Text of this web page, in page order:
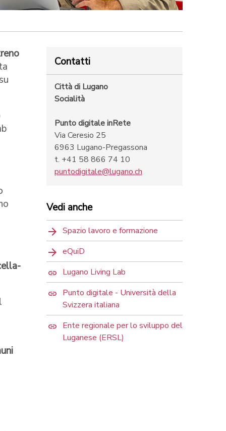
Contatti
Città di Lugano
Socialità
Punto digitale inRete
Via Ceresio 25
6963 Lugano-Pregassona
t. +41 58 866 74 10
puntodigitale@lugano.ch
Vedi anche
Spazio lavoro e formazione
eQuiD
Lugano Living Lab
Punto digitale - Università della
Svizzera italiana
Ente regionale per lo sviluppo del
Luganese (ERSL)